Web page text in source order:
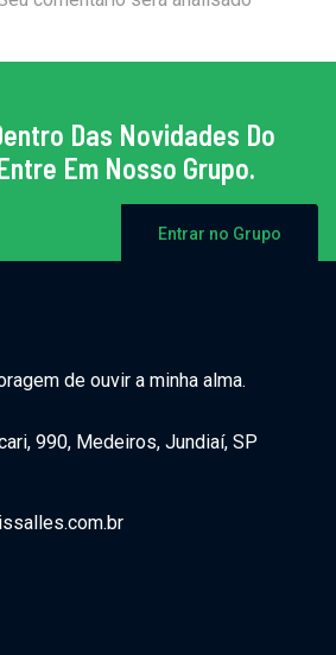
Das Novidades Do
Em Nosso Grupo.
Entrar no Grupo
de ouvir a minha alma.
990, Medeiros, Jundiaí, SP